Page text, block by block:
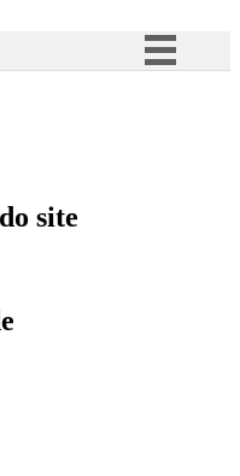
Acesso à informação
site